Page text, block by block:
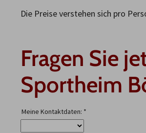
Die Preise verstehen sich pro
Fragen Sie
Sportheim
Meine Kontaktdaten: *